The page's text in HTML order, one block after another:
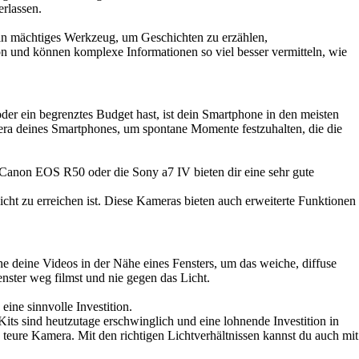
Werkzeug, um Geschichten zu erzählen,
und können komplexe Informationen so viel besser vermitteln, wie
ein begrenztes Budget hast, ist dein Smartphone in den meisten
deines Smartphones, um spontane Momente festzuhalten, die die
EOS R50 oder die Sony a7 IV bieten dir eine sehr gute
zu erreichen ist. Diese Kameras bieten auch erweiterte Funktionen
Videos in der Nähe eines Fensters, um das weiche, diffuse
weg filmst und nie gegen das Licht.
sinnvolle Investition.
sind heutzutage erschwinglich und eine lohnende Investition in
Kamera. Mit den richtigen Lichtverhältnissen kannst du auch mit